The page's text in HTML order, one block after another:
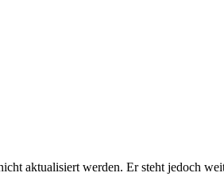
aktualisiert werden. Er steht jedoch